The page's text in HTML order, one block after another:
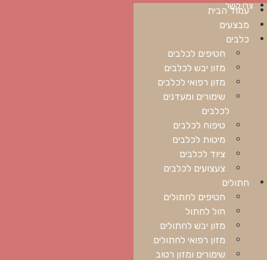
צרו קשר
עמוד הבית
מבצעים
כלבים
חטיפים לכלבים
מזון יבש לכלבים
מזון רפואי לכלבים
שימורים ומעדנים
לכלבים
טיפוח לכלבים
מיטות לכלבים
ציוד לכלבים
צעצועים לכלבים
חתולים
חטיפים לחתולים
חול לחתול
מזון יבש לחתולים
מזון רפואי לחתולים
שימורים ומזון רטוב